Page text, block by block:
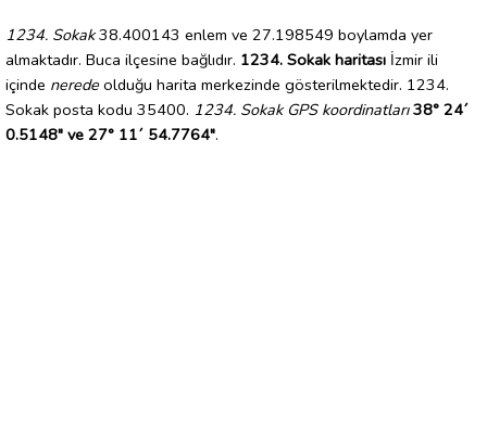
1234. Sokak38.400143 enlem ve 27.198549 boylamda yer
almaktadır. Buca ilçesine bağlıdır. 1234. Sokak haritası İzmir ili
içinde nerede olduğu harita merkezinde gösterilmektedir. 1234.
Sokak posta kodu 35400. 1234. Sokak GPS koordinatları 38° 24´
0.5148" ve 27° 11´ 54.7764".